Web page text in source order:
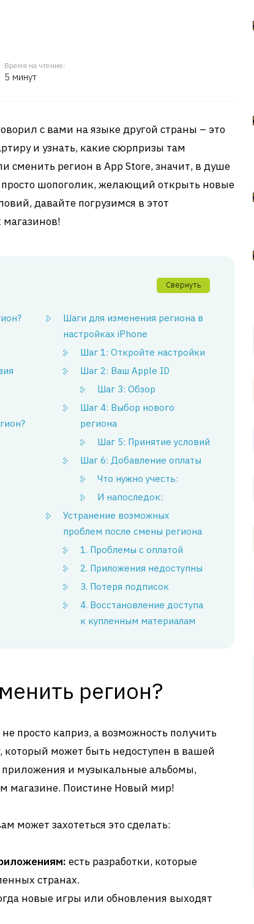
Время на чтение:
5 минут
с вами на языке другой страны – это
и узнать, какие сюрпризы там
сменить регион в App Store, значит, в душе
шопоголик, желающий открыть новые
давайте погрузимся в этот
Свернуть
Шаги для изменения региона в
настройках iPhone
Шаг 1: Откройте настройки
Шаг 2: Ваш Apple ID
Шаг 3: Обзор
Шаг 4: Выбор нового
региона
Шаг 5: Принятие условий
Шаг 6: Добавление оплаты
Что нужно учесть:
И напоследок:
Устранение возможных
проблем после смены региона
1. Проблемы с оплатой
2. Приложения недоступны
3. Потеря подписок
4. Восстановление доступа
к купленным материалам
регион?
просто каприз, а возможность получить
который может быть недоступен в вашей
приложения и музыкальные альбомы,
магазине. Поистине Новый мир!
может захотеться это сделать:
есть разработки, которые
странах.
новые игры или обновления выходят